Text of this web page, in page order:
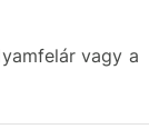
vagy a